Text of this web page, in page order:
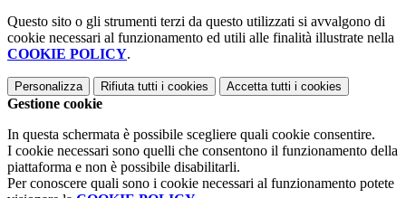
Questo sito o gli strumenti terzi da questo utilizzati si avvalgono di
cookie necessari al funzionamento ed utili alle finalità illustrate nella
COOKIE POLICY.
Personalizza Rifiuta tutti i cookies Accetta tutti i cookies
Gestione cookie
In questa schermata è possibile scegliere quali cookie consentire.
I cookie necessari sono quelli che consentono il funzionamento della
piattaforma e non è possibile disabilitarli.
Per conoscere quali sono i cookie necessari al funzionamento potete